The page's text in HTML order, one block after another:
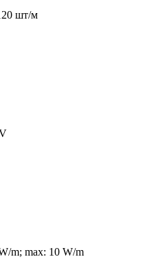
шт/м
m; max: 10 W/m